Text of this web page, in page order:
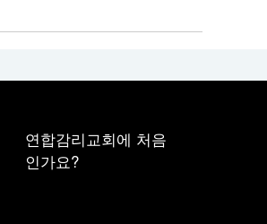
연합감리교회에 처음
인가요?